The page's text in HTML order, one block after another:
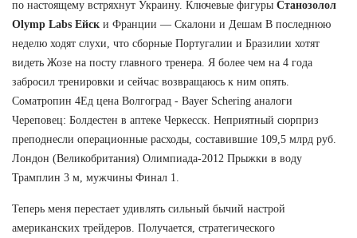
по настоящему встряхнут Украину. Ключевые фигуры Станозолол
Olymp Labs Ейск и Франции — Скалони и Дешам В последнюю
неделю ходят слухи, что сборные Португалии и Бразилии хотят
видеть Жозе на посту главного тренера. Я более чем на 4 года
забросил тренировки и сейчас возвращаюсь к ним опять.
Cоматропин 4Ед цена Волгоград - Bayer Schering аналоги
Череповец: Болдестен в аптеке Черкесск. Неприятный сюрприз
преподнесли операционные расходы, составившие 109,5 млрд руб.
Лондон (Великобритания) Олимпиада-2012 Прыжки в воду
Трамплин 3 м, мужчины Финал 1.
Теперь меня перестает удивлять сильный бычий настрой
американских трейдеров. Получается, стратегического